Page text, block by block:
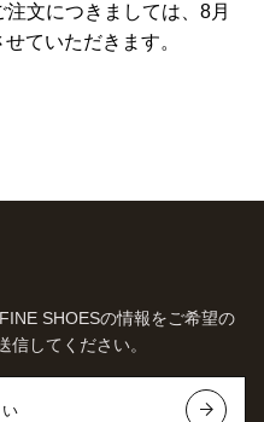
文につきましては、8月
ていただきます。
SHOESの情報をご希望の
してください。